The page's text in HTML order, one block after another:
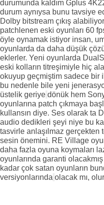
durumunda kaldım Gplus
durum aynıysa bunu tavsiye
Dolby bitstream çıkış
patchlenen eski oyunları 60
öyle oynamak istiyor insan,
oyunlarda da daha düşük
eklerler. Yeni oyunlarda
eski kolların titreşimiyle hiç
okuyup geçmiştim sadece bir
bu nedenle bile yeni
üstelik geriye dönük hem
oyunlarına patch çıkmaya
kullansın diye. Ses olarak ta
audio dedikleri şeyi niye bu
tasvirle anlaşılmaz gerçekten
sesin önemini. RE Village
daha fazla oyuna koymaları
oyunlarında garanti
kadar çok satan oyunların
versiyonlarında olacak mı,